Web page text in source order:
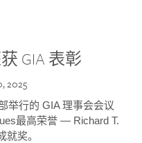
GIA 表彰
2025
举行的 GIA 理事会会议
最高荣誉 — Richard T.
就奖。